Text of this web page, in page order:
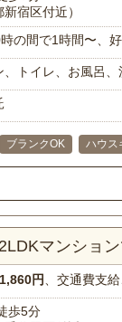
新宿区付近）
の間で1時間〜、
、トイレ、お風呂
ブランクOK ハウス
マンショ
円 、交通費支
歩5分